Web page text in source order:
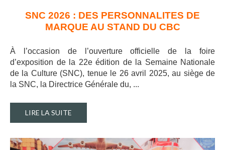
SNC 2026 : DES PERSONNALITES DE
MARQUE AU STAND DU CBC
À l’occasion de l’ouverture officielle de la foire
d’exposition de la 22e édition de la Semaine Nationale
de la Culture (SNC), tenue le 26 avril 2025, au siège de
la SNC, la Directrice Générale du, ...
LIRE LA SUITE